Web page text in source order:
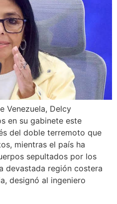
Venezuela, Delcy
en su gabinete este
del doble terremoto que
mientras el país ha
sepultados por los
devastada región costera
designó al ingeniero